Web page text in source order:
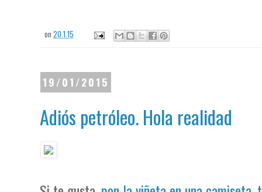
on20.1.15
19/01/2015
Adiós petróleo. Hola realidad